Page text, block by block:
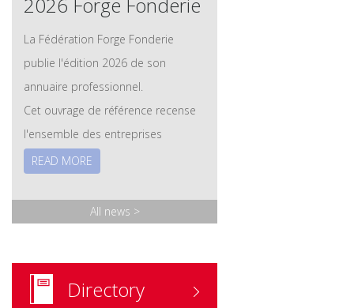
La Fédération Forge Fonderie
publie l'édition 2026 de son
annuaire professionnel.
Cet ouvrage de référence recense
l'ensemble des entreprises
adhérentes des secteurs de la
leurs savoir-faire, leurs technologies
et leurs expertises. Les membres
prestataires – y sont également
référencés.
READ MORE
All news >
Directory